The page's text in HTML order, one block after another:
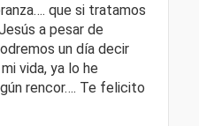
que si tratamos
a pesar de
un día decir
vida, ya lo he
rencor…. Te felicito